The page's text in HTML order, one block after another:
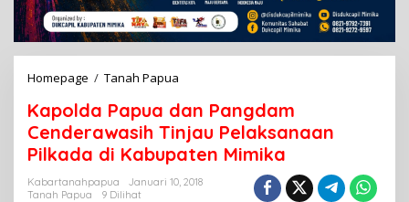
Homepage / Tanah Papua
p
o
d
a
Kapolda Papua dan Pangdam
Cenderawasih Tinjau Pelaksanaan
Pilkada di Kabupaten Mimika
Kabartanahpapua
Januari 10, 2018
Tanah Papua
9 Dilihat